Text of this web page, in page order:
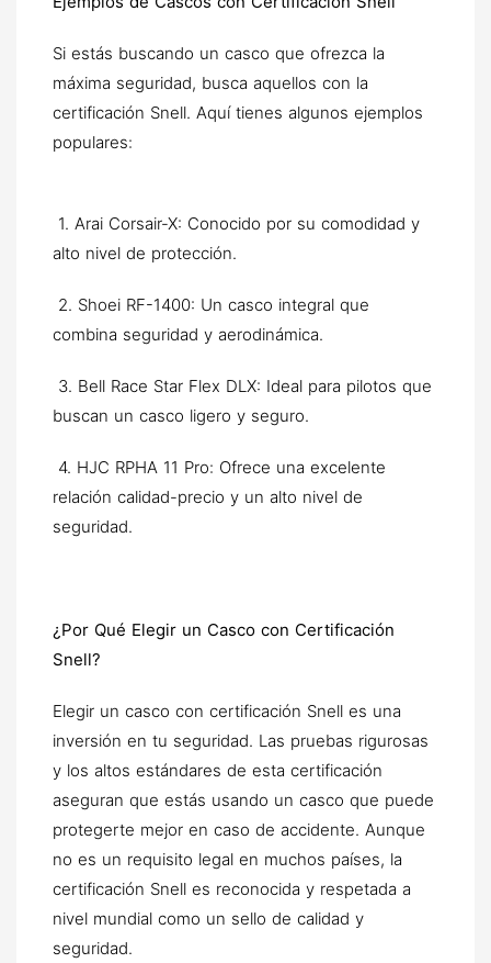
Si estás buscando un casco que ofrezca la
máxima seguridad, busca aquellos con la
certificación Snell. Aquí tienes algunos ejemplos
populares:
1. Arai Corsair-X: Conocido por su comodidad y
alto nivel de protección.
2. Shoei RF-1400: Un casco integral que
combina seguridad y aerodinámica.
3. Bell Race Star Flex DLX: Ideal para pilotos que
buscan un casco ligero y seguro.
4. HJC RPHA 11 Pro: Ofrece una excelente
relación calidad-precio y un alto nivel de
seguridad.
¿Por Qué Elegir un Casco con Certificación
Snell?
Elegir un casco con certificación Snell es una
inversión en tu seguridad. Las pruebas rigurosas
y los altos estándares de esta certificación
aseguran que estás usando un casco que puede
protegerte mejor en caso de accidente. Aunque
no es un requisito legal en muchos países, la
certificación Snell es reconocida y respetada a
nivel mundial como un sello de calidad y
seguridad.